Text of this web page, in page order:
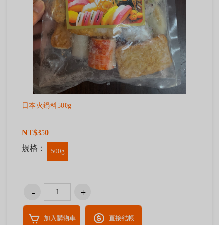
日本火鍋料500g
NT$350
規格：
500g
加入購物車 直接結帳